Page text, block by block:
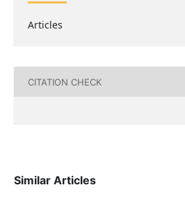
Articles
CITATION CHECK
Similar Articles